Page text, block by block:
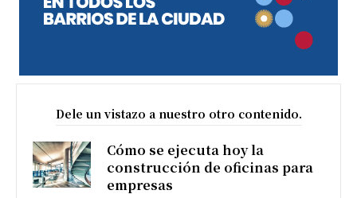
Dele un vistazo a nuestro otro contenido.
Cómo se ejecuta hoy la
construcción de oficinas para
empresas